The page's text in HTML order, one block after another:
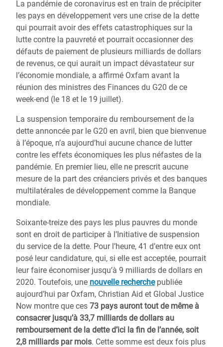
La pandémie de coronavirus est en train de précipiter
les pays en développement vers une crise de la dette
qui pourrait avoir des effets catastrophiques sur la
lutte contre la pauvreté et pourrait occasionner des
défauts de paiement de plusieurs milliards de dollars
de revenus, ce qui aurait un impact dévastateur sur
l’économie mondiale, a affirmé Oxfam avant la
réunion des ministres des Finances du G20 de ce
week-end (le 18 et le 19 juillet).
La suspension temporaire du remboursement de la
dette annoncée par le G20 en avril, bien que bienvenue
à l’époque, n’a aujourd’hui aucune chance de lutter
contre les effets économiques les plus néfastes de la
pandémie. En premier lieu, elle ne prescrit aucune
mesure de la part des créanciers privés et des banques
multilatérales de développement comme la Banque
mondiale.
Soixante-treize des pays les plus pauvres du monde
sont en droit de participer à l’Initiative de suspension
du service de la dette. Pour l’heure, 41 d’entre eux ont
posé leur candidature, qui, si elle est acceptée, pourrait
leur faire économiser jusqu’à 9 milliards de dollars en
2020. Toutefois, une nouvelle recherchepubliée
aujourd’hui par Oxfam, Christian Aid et Global Justice
Now montre que ces 73 pays auront tout de même à
consacrer jusqu’à 33,7 milliards de dollars au
remboursement de la dette d’ici la fin de l’année, soit
2,8 milliards par mois. Cette somme est deux fois plus